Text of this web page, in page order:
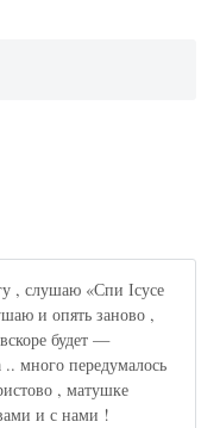
, слушаю «Спи Ісусе
и опять заново ,
будет —
много передумалось
, матушке
и с нами !